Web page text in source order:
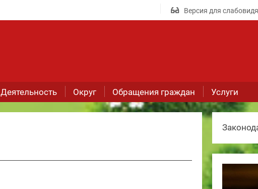
Версия для
Деятельность Округ Обращения граждан Услуги